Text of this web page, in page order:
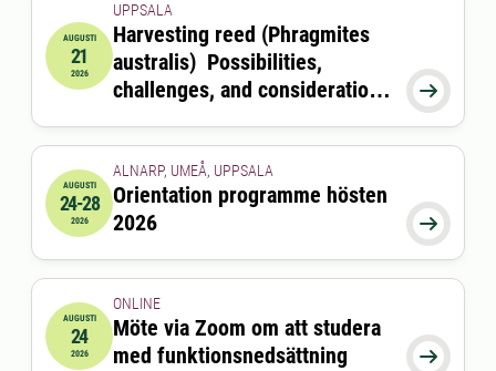
2026-08-21 09:00:00
AUGUSTI
21
2026

UPPSALA
Harvesting reed (Phragmites
australis) Possibilities,
challenges, and considerations
feed production
2026-08-24 00:00:00
AUGUSTI
24-28
2026 
ALNARP, UMEÅ, UPPSALA
Orientation programme hösten
2026
2026-08-24 15:00:00till2026-08-24 16:00:00
AUGUSTI
24
2026 
ONLINE
Möte via Zoom om att studera
med funktionsnedsättning